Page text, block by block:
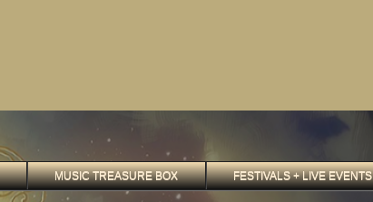
MUSIC TREASURE BOX FESTIVALS + LIVE EVENTS